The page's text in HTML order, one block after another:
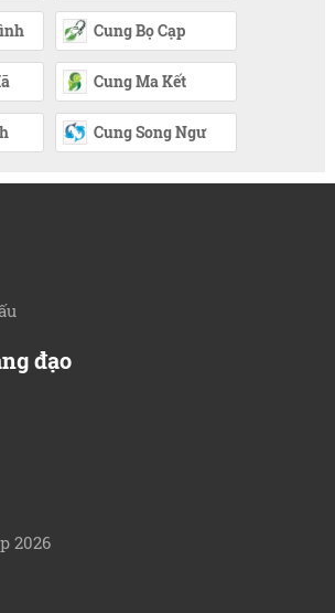
Cung Bọ Cạp
Cung Ma Kết
Cung Song Ngư
đạo
2026